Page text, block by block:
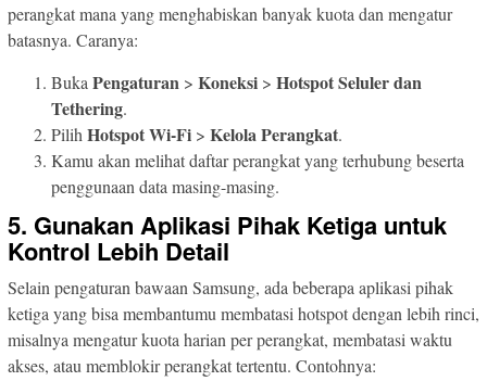
perangkat mana yang menghabiskan banyak kuota dan mengatur
batasnya. Caranya:
Buka Pengaturan > Koneksi > Hotspot Seluler dan
Tethering.
Pilih Hotspot Wi-Fi > Kelola Perangkat.
Kamu akan melihat daftar perangkat yang terhubung beserta
penggunaan data masing-masing.
5. Gunakan Aplikasi Pihak Ketiga untuk
Kontrol Lebih Detail
Selain pengaturan bawaan Samsung, ada beberapa aplikasi pihak
ketiga yang bisa membantumu membatasi hotspot dengan lebih rinci,
misalnya mengatur kuota harian per perangkat, membatasi waktu
akses, atau memblokir perangkat tertentu. Contohnya: